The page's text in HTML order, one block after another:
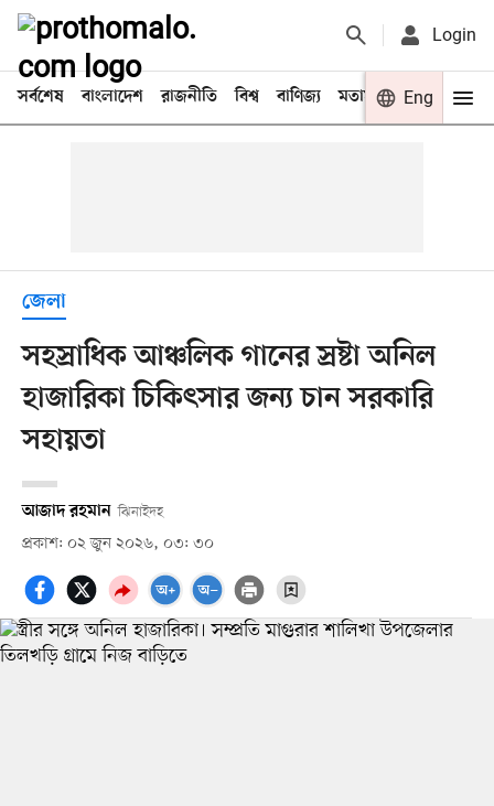
Login
সর্বশেষ বাংলাদেশ রাজনীতি বিশ্ব বাণিজ্য মতামত খেলা
Eng
জেলা
সহস্রাধিক আঞ্চলিক গানের স্রষ্টা অনিল
হাজারিকা চিকিৎসার জন্য চান সরকারি
সহায়তা
আজাদ রহমান ঝিনাইদহ
প্রকাশ: ০২ জুন ২০২৬, ০৩: ৩০